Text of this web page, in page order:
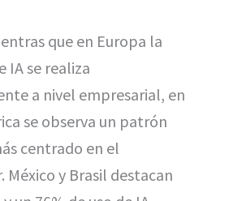
que en Europa la
IA se realiza
a nivel empresarial, en
se observa un patrón
centrado en el
México y Brasil destacan